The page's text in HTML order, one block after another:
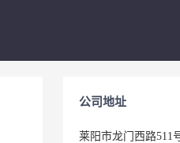
公司地址
莱阳市龙门西路511